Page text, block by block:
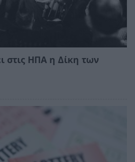
στις ΗΠΑ η Δίκη των